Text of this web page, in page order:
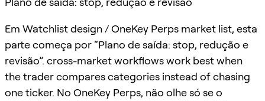
Em Watchlist design / OneKey Perps market list, esta
parte começa por “Plano de saída: stop, redução e
revisão”. cross-market workflows work best when
the trader compares categories instead of chasing
one ticker. No OneKey Perps, não olhe só se o